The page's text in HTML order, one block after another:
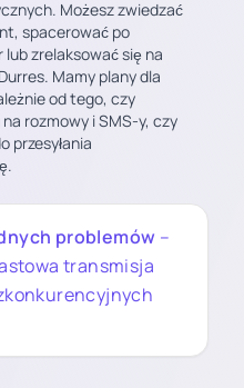
Możesz zwiedzać
spacerować po
zrelaksować się na
Mamy plany dla
od tego, czy
rozmowy i SMS-y, czy
przesyłania
problemów –
transmisja